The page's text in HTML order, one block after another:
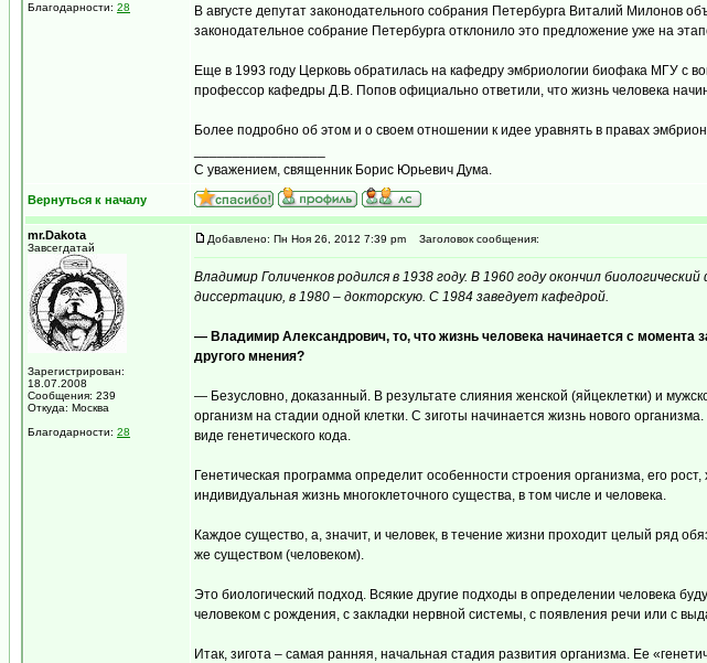
Благодарности: 28
В августе депутат законодательного собрания Петербурга Виталий Милонов
законодательное собрание Петербурга отклонило это предложение уже на
Еще в 1993 году Церковь обратилась на кафедру эмбриологии биофака МГУ с
профессор кафедры Д.В. Попов официально ответили, что жизнь человека
Более подробно об этом и о своем отношении к идее уравнять в правах
С уважением, священник Борис Юрьевич Дума.
Вернуться к началу
mr.Dakota
Завсегдатай
Зарегистрирован:
18.07.2008
Сообщения: 239
Откуда: Москва
Благодарности: 28
Добавлено: Пн Ноя 26, 2012 7:39 pm Заголовок сообщения:
Владимир Голиченков родился в 1938 году. В 1960 году окончил
диссертацию, в 1980 – докторскую. С 1984 заведует кафедрой.
— Владимир Александрович, то, что жизнь человека начинается с момента
другого мнения?
— Безусловно, доказанный. В результате слияния женской (яйцеклетки) и
организм на стадии одной клетки. С зиготы начинается жизнь нового
виде генетического кода.
Генетическая программа определит особенности строения организма, его
индивидуальная жизнь многоклеточного существа, в том числе и человека.
Каждое существо, а, значит, и человек, в течение жизни проходит целый ряд
же существом (человеком).
Это биологический подход. Всякие другие подходы в определении человека
человеком с рождения, с закладки нервной системы, с появления речи или с
Итак, зигота – самая ранняя, начальная стадия развития организма. Ее